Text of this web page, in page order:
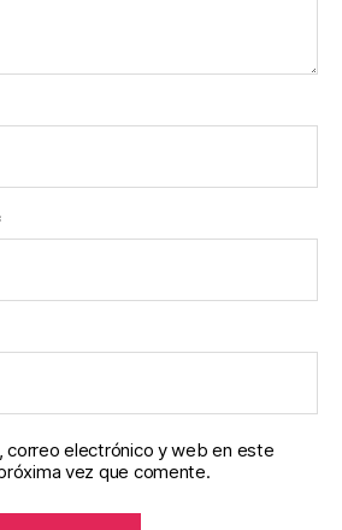
correo electrónico y web en este
vez que comente.